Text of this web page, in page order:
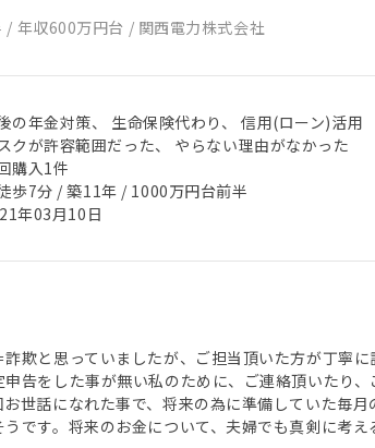
/ 年収600万円台 / 関西電力株式会社
の年金対策、 生命保険代わり、 信用(ローン)活用
クが許容範囲だった、 やらない理由がなかった
購入1件
歩7分 / 築11年 / 1000万円台前半
年03月10日
欺と思っていましたが、ご担当頂いた方が丁寧
申告をした事が無い私のために、ご連絡頂いたり
世話になれた事で、将来の為に準備していた毎
です。将来のお金について、夫婦でも真剣に考